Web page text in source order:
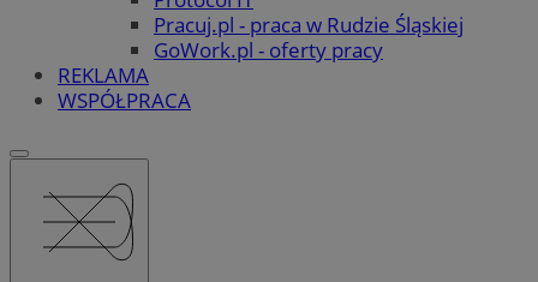
Pracuj.pl - praca w Rudzie Śląskiej
GoWork.pl - oferty pracy
REKLAMA
WSPÓŁPRACA